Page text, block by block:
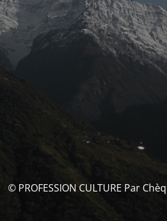
© PROFESSION CULTURE Par